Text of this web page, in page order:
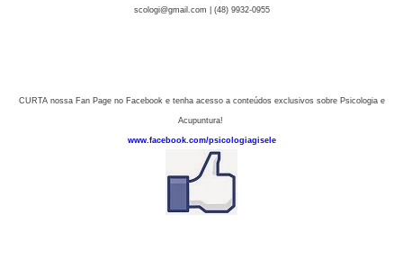
scologi@gmail.com | (48) 9932-0955
CURTA nossa Fan Page no Facebook e tenha acesso a conteúdos exclusivos sobre Psicologia e
Acupuntura!
www.facebook.com/psicologiagisele